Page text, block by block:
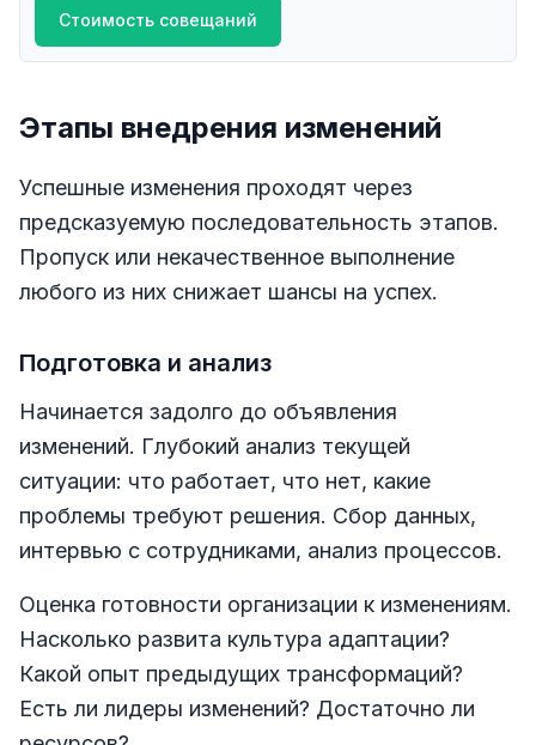
Стоимость совещаний
Этапы внедрения изменений
Успешные изменения проходят через
предсказуемую последовательность этапов.
Пропуск или некачественное выполнение
любого из них снижает шансы на успех.
Подготовка и анализ
Начинается задолго до объявления
изменений. Глубокий анализ текущей
ситуации: что работает, что нет, какие
проблемы требуют решения. Сбор данных,
интервью с сотрудниками, анализ процессов.
Оценка готовности организации к изменениям.
Насколько развита культура адаптации?
Какой опыт предыдущих трансформаций?
Есть ли лидеры изменений? Достаточно ли